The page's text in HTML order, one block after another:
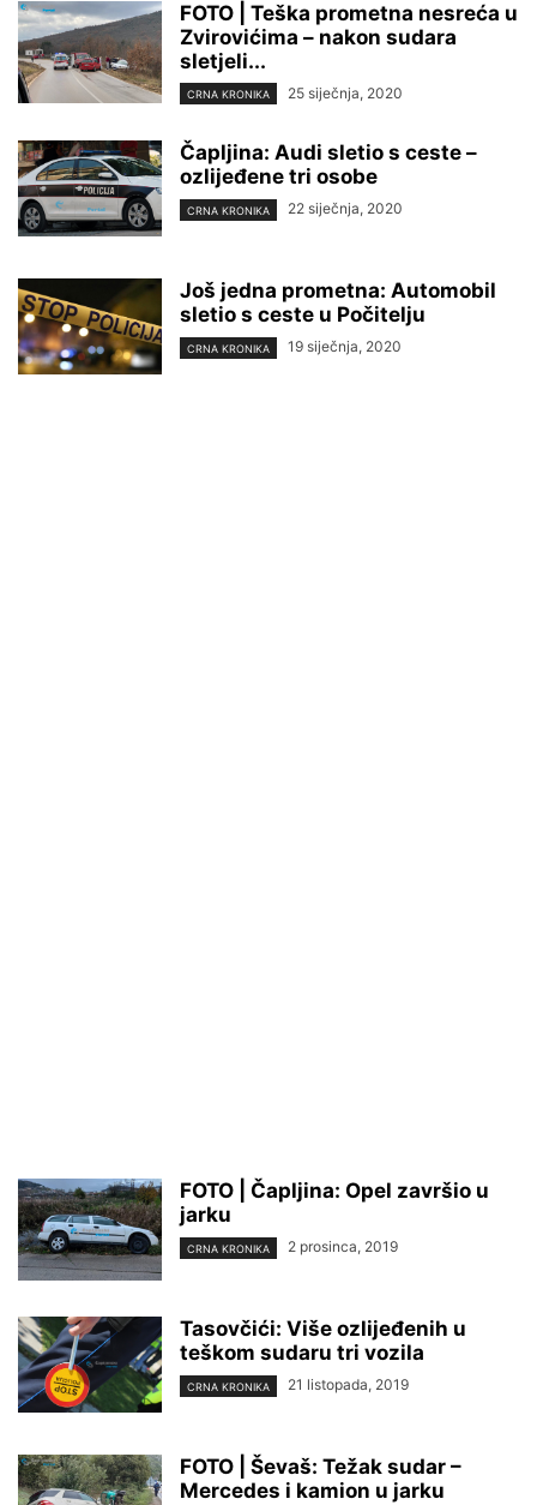
FOTO | Teška prometna nesreća u
Zvirovićima – nakon sudara
sletjeli...
CRNA KRONIKA 25 siječnja, 2020
Čapljina: Audi sletio s ceste –
ozlijeđene tri osobe
CRNA KRONIKA 22 siječnja, 2020
Još jedna prometna: Automobil
sletio s ceste u Počitelju
CRNA KRONIKA 19 siječnja, 2020
FOTO | Čapljina: Opel završio u
jarku
CRNA KRONIKA 2 prosinca, 2019
Tasovčići: Više ozlijeđenih u
teškom sudaru tri vozila
CRNA KRONIKA 21 listopada, 2019
FOTO | Ševaš: Težak sudar –
Mercedes i kamion u jarku